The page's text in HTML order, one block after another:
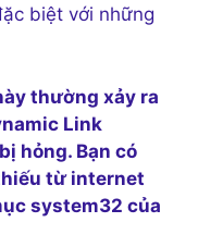
biệt với những
thường xảy ra
Link
hỏng. Bạn có
từ internet
system32 của